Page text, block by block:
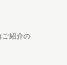
紹介の